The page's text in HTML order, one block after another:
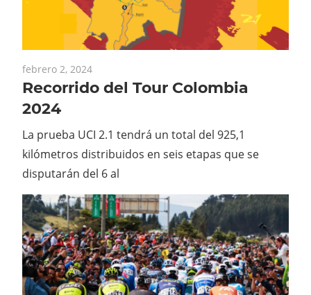
febrero 2, 2024
Recorrido del Tour Colombia
2024
La prueba UCI 2.1 tendrá un total del 925,1
kilómetros distribuidos en seis etapas que se
disputarán del 6 al